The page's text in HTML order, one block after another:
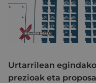
Urtarrilean
prezioak eta